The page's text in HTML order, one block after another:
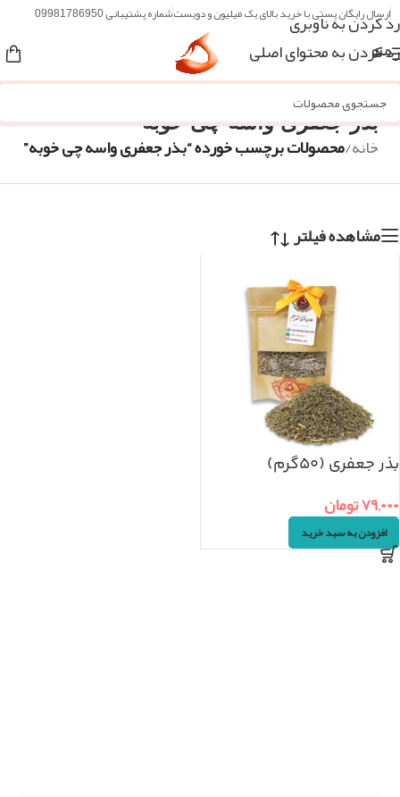
رد کردن به ناوبری
رد کردن به محتوای اصلی
ارسال رایگان پستی با خرید بالای یک میلیون و دویستشماره پشتیبانی 09981786950
منو
بذر جعفری واسه چی خوبه
خانه/محصولات برچسب خورده “بذر جعفری واسه چی خوبه”
مشاهده فیلتر
بذر جعفری (۵۰گرم)
۷۹,۰۰۰تومان
افزودن به سبد خرید